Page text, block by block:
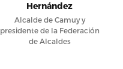
Hernández
Alcalde de Camuy y
presidente de la Federación
de Alcaldes